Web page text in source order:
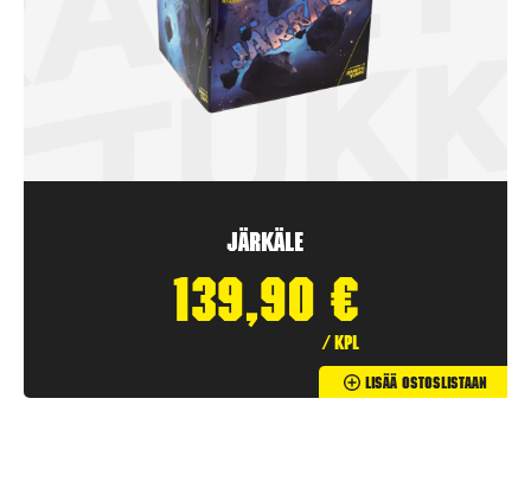
Järkäle
139,90 €
/ kpl
Lisää Ostoslistaan